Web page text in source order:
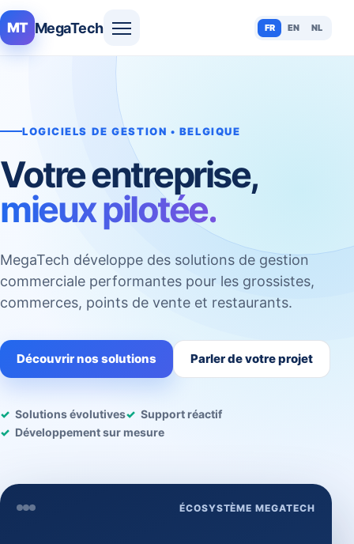
MT MegaTech FR EN NL
LOGICIELS DE GESTION • BELGIQUE
Votre entreprise,
mieux pilotée.
MegaTech développe des solutions de gestion
commerciale performantes pour les grossistes,
commerces, points de vente et restaurants.
Découvrir nos solutions Parler de votre projet
Solutions évolutives
Support réactif
Développement sur mesure
ÉCOSYSTÈME MEGATECH